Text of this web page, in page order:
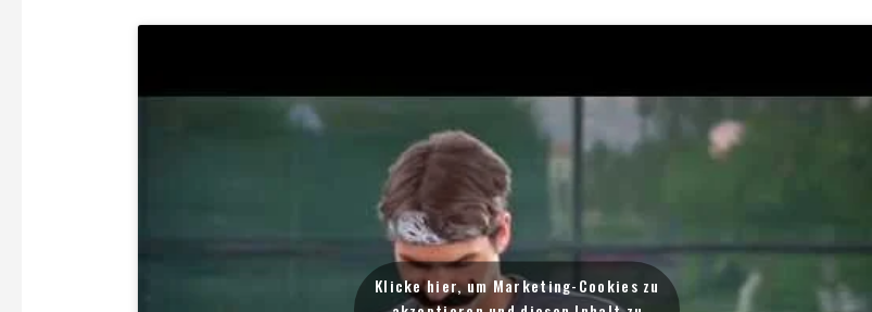
Klicke hier, um Marketing-Cookies zu